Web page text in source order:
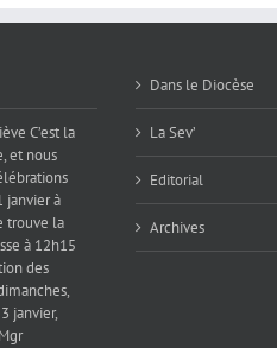
C’est la
et nous
janvier à
trouve la
à 12h15
des
janvier,
Dans le Diocèse
La Sev’
Editorial
Archives